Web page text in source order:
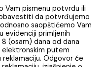
odnosi, račun na
(kopija računa, slip i
o proizvodima sa
Postexpress kurirskom
može da pošalje robu o
niste dužni da